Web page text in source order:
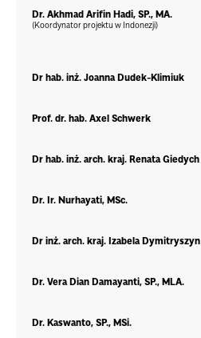
Dr. Akhmad Arifin Hadi, SP., MA.
(Koordynator projektu w Indonezji)
Dr hab. inż. Joanna Dudek-Klimiuk
Prof. dr. hab. Axel Schwerk
Dr hab. inż. arch. kraj. Renata Giedych
Dr. Ir. Nurhayati, MSc.
Dr inż. arch. kraj. Izabela Dymitryszyn
Dr. Vera Dian Damayanti, SP., MLA.
Dr. Kaswanto, SP., MSi.